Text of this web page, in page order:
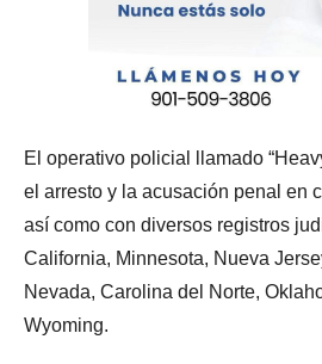
El operativo policial llamado
el arresto y la acusación penal en
así como con diversos registros
California, Minnesota, Nueva
Nevada, Carolina del Norte,
Wyoming.